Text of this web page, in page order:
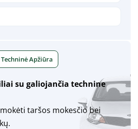
Apžiūra
su galiojančia technine
taršos mokesčio bei